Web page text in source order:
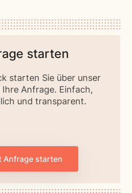
starten
starten Sie über unser
Ihre Anfrage. Einfach,
und transparent.
Anfrage starten